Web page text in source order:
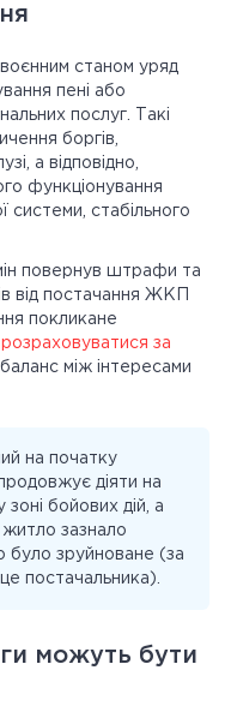
станом уряд
пені або
послуг. Такі
боргів,
а відповідно,
функціонування
системи, стабільного
повернув штрафи та
від постачання ЖКП
покликане
розраховуватися за
між інтересами
на початку
діяти на
бойових дій, а
зазнало
було зруйноване (за
постачальника).
можуть бути